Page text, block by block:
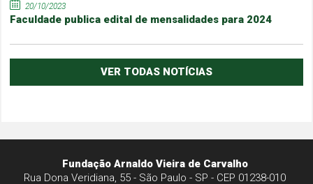
20/10/2023
Faculdade publica edital de mensalidades para 2024
VER TODAS NOTÍCIAS
Fundação Arnaldo Vieira de Carvalho
Rua Dona Veridiana, 55 - São Paulo - SP - CEP 01238-010